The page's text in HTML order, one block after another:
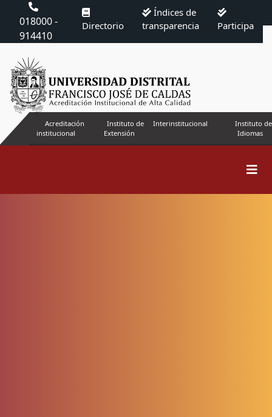
018000 -
914410
Directorio
Índices de
transparencia
Participa
Acreditación
institucional
Instituto de
Extensión
Interinstitucional
Instituto de
Idiomas